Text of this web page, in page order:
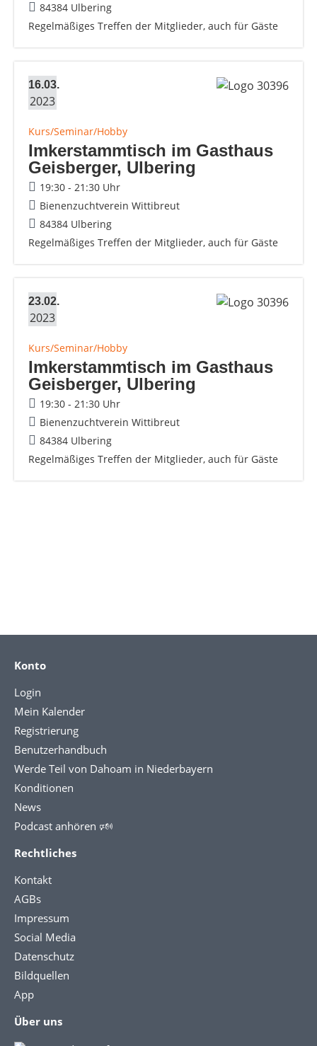
84384 Ulbering
Regelmäßiges Treffen der Mitglieder, auch für Gäste
16.03.
2023
Kurs/Seminar/Hobby
Imkerstammtisch im Gasthaus
Geisberger, Ulbering
19:30 - 21:30 Uhr
Bienenzuchtverein Wittibreut
84384 Ulbering
Regelmäßiges Treffen der Mitglieder, auch für Gäste
23.02.
2023
Kurs/Seminar/Hobby
Imkerstammtisch im Gasthaus
Geisberger, Ulbering
19:30 - 21:30 Uhr
Bienenzuchtverein Wittibreut
84384 Ulbering
Regelmäßiges Treffen der Mitglieder, auch für Gäste
Konto
Login
Mein Kalender
Registrierung
Benutzerhandbuch
Werde Teil von Dahoam in Niederbayern
Konditionen
News
Podcast anhören 🕬
Rechtliches
Kontakt
AGBs
Impressum
Social Media
Datenschutz
Bildquellen
App
Über uns